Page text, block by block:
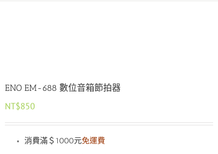
ENO EM-688 數位音箱節拍器
NT$850
消費滿＄1000元免運費